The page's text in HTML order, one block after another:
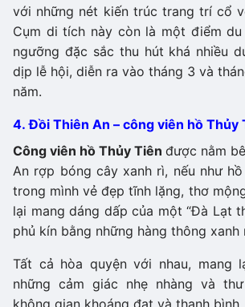
với những nét kiến trúc trang trí cổ
Cụm di tích này còn là một điểm
ngưỡng đặc sắc thu hút khá nhiều
dịp lễ hội, diễn ra vào tháng 3 và
năm.
4. Đồi Thiên An – công viên hồ Thủy
Công viên hồ Thủy Tiên được nằm
An rợp bóng cây xanh rì, nếu như
trong mình vẻ đẹp tĩnh lặng, thơ
lại mang dáng dấp của một “Đà Lạt
phủ kín bằng những hàng thông xanh
Tất cả hòa quyện với nhau, mang
những cảm giác nhẹ nhàng và
không gian khoáng đạt và thanh bình.